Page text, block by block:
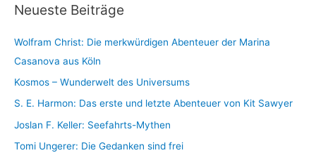
e
h
v
Neueste Beiträge
Wolfram Christ: Die merkwürdigen Abenteuer der Marina
Casanova aus Köln
Kosmos – Wunderwelt des Universums
S. E. Harmon: Das erste und letzte Abenteuer von Kit Sawyer
Joslan F. Keller: Seefahrts-Mythen
Tomi Ungerer: Die Gedanken sind frei